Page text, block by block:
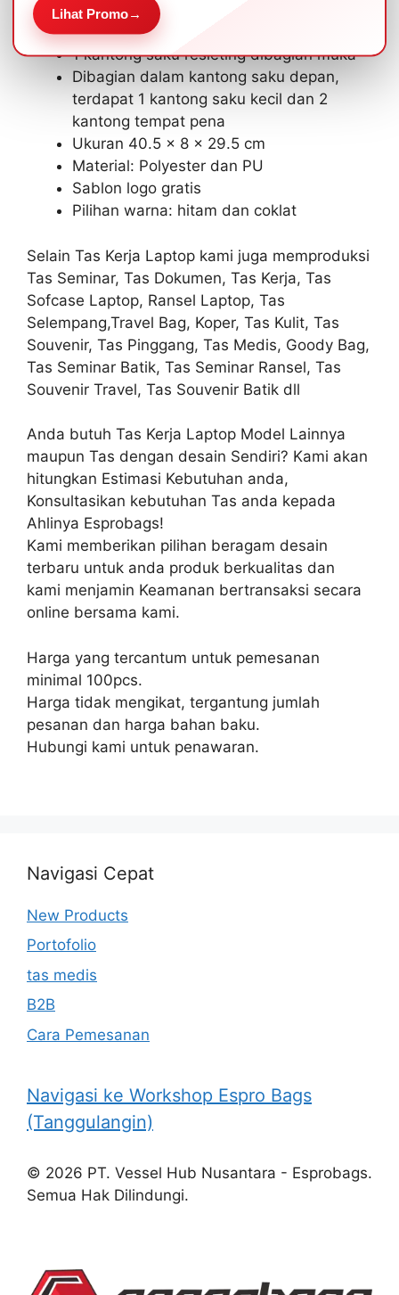
Terdapat case laptop
Tali selempang yang bisa dilepas
1 kantong saku resleting dibagian muka
Dibagian dalam kantong saku depan,
terdapat 1 kantong saku kecil dan 2
kantong tempat pena
Ukuran 40.5 x 8 x 29.5 cm
Material: Polyester dan PU
Sablon logo gratis
Pilihan warna: hitam dan coklat
Selain Tas Kerja Laptop kami juga memproduksi
Tas Seminar, Tas Dokumen, Tas Kerja, Tas
Sofcase Laptop, Ransel Laptop, Tas
Selempang,Travel Bag, Koper, Tas Kulit, Tas
Souvenir, Tas Pinggang, Tas Medis, Goody Bag,
Tas Seminar Batik, Tas Seminar Ransel, Tas
Souvenir Travel, Tas Souvenir Batik dll
Anda butuh Tas Kerja Laptop Model Lainnya
maupun Tas dengan desain Sendiri? Kami akan
hitungkan Estimasi Kebutuhan anda,
Konsultasikan kebutuhan Tas anda kepada
Ahlinya Esprobags!
Kami memberikan pilihan beragam desain
terbaru untuk anda produk berkualitas dan
kami menjamin Keamanan bertransaksi secara
online bersama kami.
Harga yang tercantum untuk pemesanan
minimal 100pcs.
Harga tidak mengikat, tergantung jumlah
pesanan dan harga bahan baku.
Hubungi kami untuk penawaran.
Navigasi Cepat
New Products
Portofolio
tas medis
B2B
Cara Pemesanan
Navigasi ke Workshop Espro Bags
(Tanggulangin)
© 2026 PT. Vessel Hub Nusantara - Esprobags.
Semua Hak Dilindungi.
Lihat Promo→